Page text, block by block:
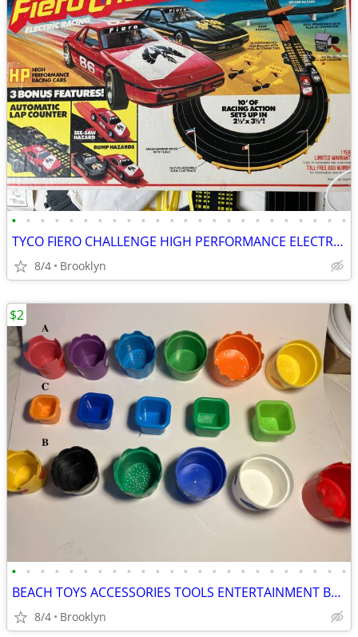
• • • • • • • • • • • • • • • • • • • • • • • •
TYCO FIERO CHALLENGE HIGH PERFORMANCE ELECTRIC SLOT CAR SET LAP COUNT
8/4 Brooklyn
• • • • • • • • • • • • • • • • • • • • • • • •
BEACH TOYS ACCESSORIES TOOLS ENTERTAINMENT BREAKAWAY KIDS OUTDOOR FUN
8/4 Brooklyn
$2